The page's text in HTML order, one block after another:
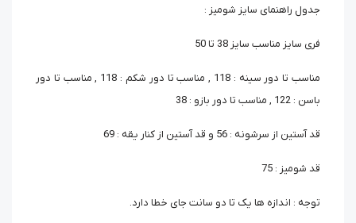
جدول راهنمای سایز شومیز :
فری سایز مناسب سایز 38 تا 50
مناسب تا دور سینه : 118 , مناسب تا دور شکم : 118 , مناسب تا دور
باسن : 122 , مناسب تا دور بازو : 38
قد آستین از سرشونه : 56 و قد آستین از کنار یقه : 69
قد شومیز : 75
توجه : اندازه ها یک تا دو سانت جای خطا دارد.